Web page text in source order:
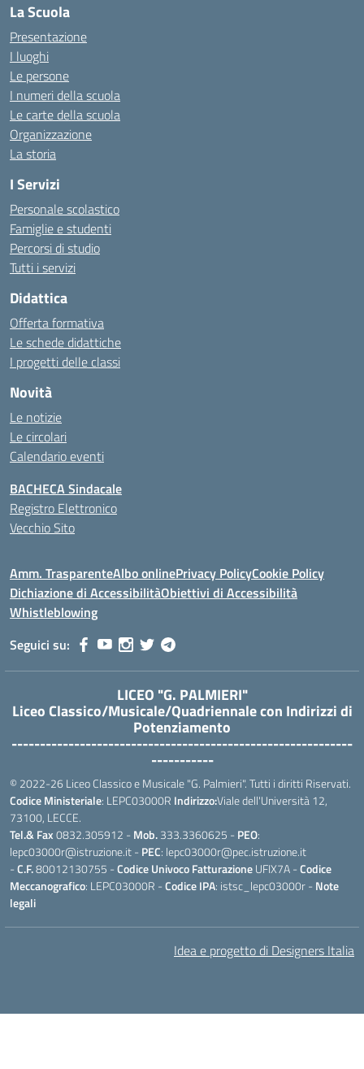
La Scuola
Presentazione
I luoghi
Le persone
I numeri della scuola
Le carte della scuola
Organizzazione
La storia
I Servizi
Personale scolastico
Famiglie e studenti
Percorsi di studio
Tutti i servizi
Didattica
Offerta formativa
Le schede didattiche
I progetti delle classi
Novità
Le notizie
Le circolari
Calendario eventi
BACHECA Sindacale
Registro Elettronico
Vecchio Sito
Amm. TrasparenteAlbo onlinePrivacy PolicyCookie Policy
Dichiazione di AccessibilitàObiettivi di Accessibilità
Whistleblowing
Seguici su:
LICEO "G. PALMIERI"
Liceo Classico/Musicale/Quadriennale con Indirizzi di
Potenziamento
------------------------------------------------------------
-----------
© 2022-26 Liceo Classico e Musicale "G. Palmieri". Tutti i diritti Riservati.
Codice Ministeriale: LEPC03000R Indirizzo:Viale dell'Università 12,
73100, LECCE.
Tel.& Fax0832.305912 - Mob.333.3360625 - PEO:
lepc03000r@istruzione.it - PEC: lepc03000r@pec.istruzione.it
-C.F.80012130755 -Codice Univoco FatturazioneUFIX7A -Codice
Meccanografico: LEPC03000R -Codice IPA: istsc_lepc03000r - Note
legali
Idea e progetto di Designers Italia